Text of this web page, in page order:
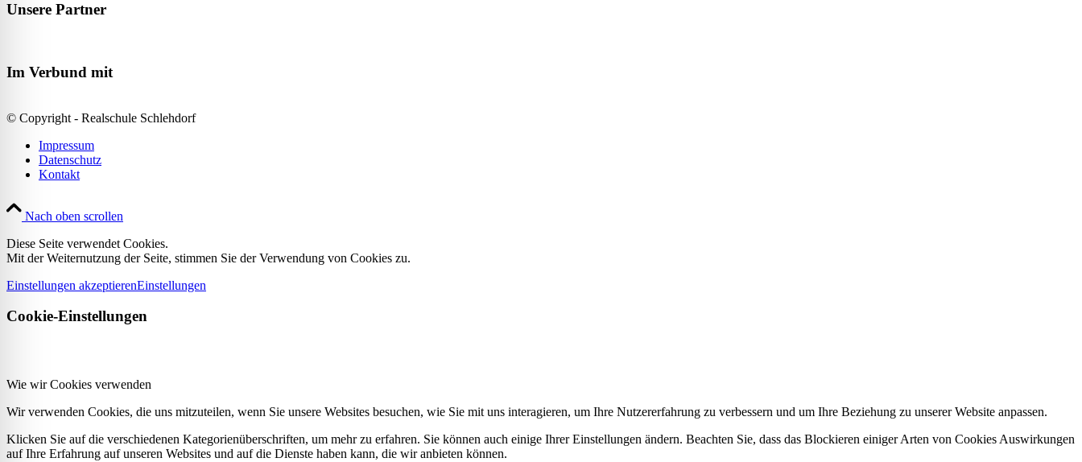
Unsere Partner
Im Verbund mit
© Copyright - Realschule Schlehdorf
Impressum
Datenschutz
Kontakt
Nach oben scrollen
Diese Seite verwendet Cookies.
Mit der Weiternutzung der Seite, stimmen Sie der Verwendung von Cookies zu.
Einstellungen akzeptierenEinstellungen
Cookie-Einstellungen
Wie wir Cookies verwenden
Wir verwenden Cookies, die uns mitzuteilen, wenn Sie unsere Websites besuchen, wie Sie mit uns interagieren, um Ihre Nutzererfahrung zu verbessern und um Ihre Beziehung zu unserer Website anpassen.
Klicken Sie auf die verschiedenen Kategorienüberschriften, um mehr zu erfahren. Sie können auch einige Ihrer Einstellungen ändern. Beachten Sie, dass das Blockieren einiger Arten von Cookies Auswirkungen
auf Ihre Erfahrung auf unseren Websites und auf die Dienste haben kann, die wir anbieten können.